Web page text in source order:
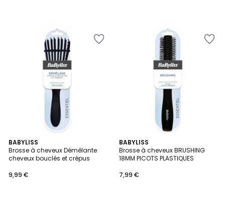
BABYLISS
Brosse à cheveux Démêlante
cheveux bouclés et crépus
9,99 €
BABYLISS
Brosse à cheveux BRUSHING
18MM PICOTS PLASTIQUES
7,99 €